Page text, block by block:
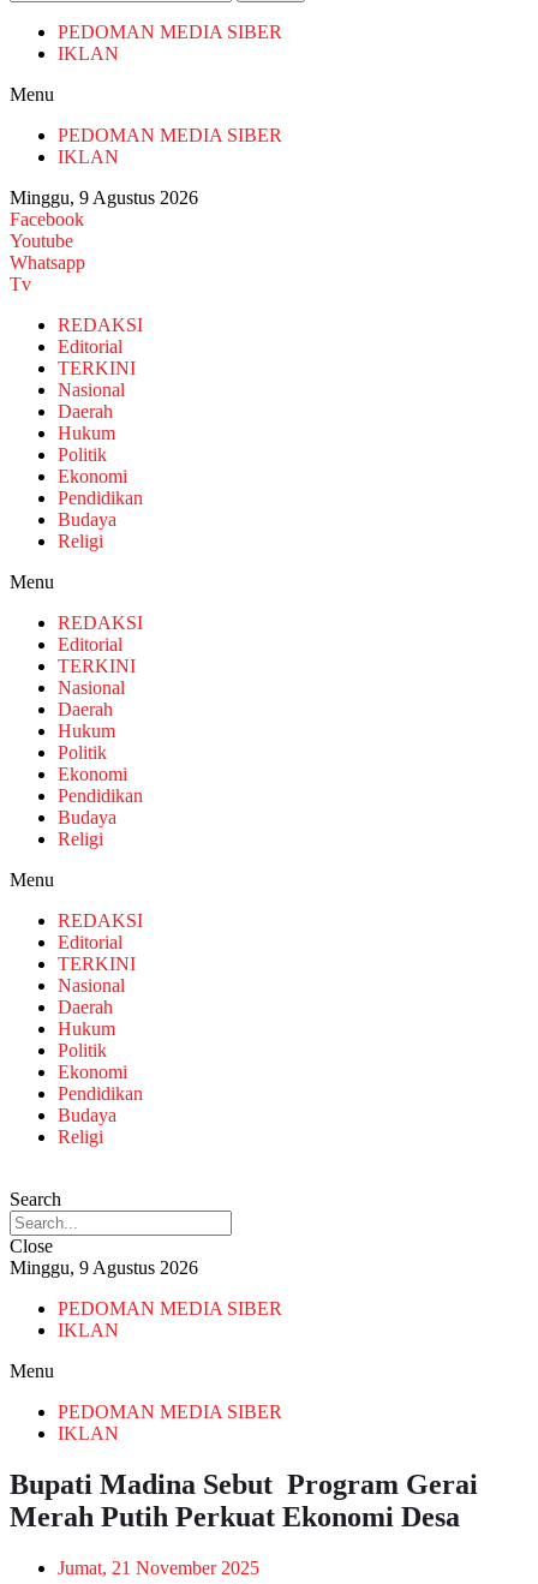
PEDOMAN MEDIA SIBER
IKLAN
Menu
PEDOMAN MEDIA SIBER
IKLAN
Minggu, 9 Agustus 2026
Facebook
Youtube
Whatsapp
Tv
REDAKSI
Editorial
TERKINI
Nasional
Daerah
Hukum
Politik
Ekonomi
Pendidikan
Budaya
Religi
Menu
REDAKSI
Editorial
TERKINI
Nasional
Daerah
Hukum
Politik
Ekonomi
Pendidikan
Budaya
Religi
Menu
REDAKSI
Editorial
TERKINI
Nasional
Daerah
Hukum
Politik
Ekonomi
Pendidikan
Budaya
Religi
Search
Close
Minggu, 9 Agustus 2026
PEDOMAN MEDIA SIBER
IKLAN
Menu
PEDOMAN MEDIA SIBER
IKLAN
Bupati Madina Sebut Program Gerai
Merah Putih Perkuat Ekonomi Desa
Jumat, 21 November 2025